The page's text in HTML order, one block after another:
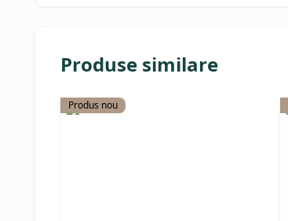
Produse similare
Produs nou